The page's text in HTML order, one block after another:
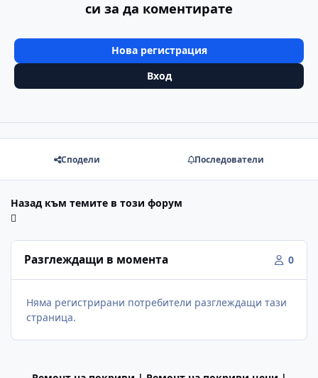
си за да коментирате
Нова регистрация
Вход
Сподели Последователи
Назад към темите в този форум
Разглеждащи в момента 0
Няма регистрирани потребители разглеждащи тази
страница.